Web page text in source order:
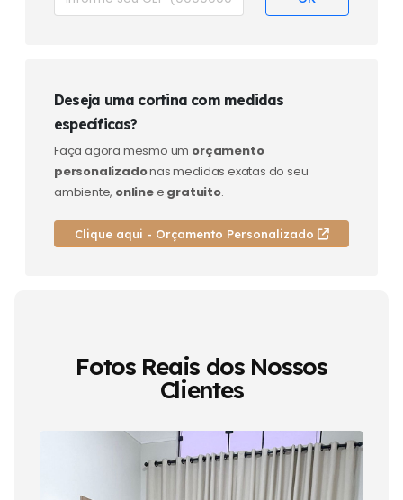
Deseja uma cortina com medidas
específicas?
Faça agora mesmo um orçamento
personalizadonas medidas exatas do seu
ambiente, onlinee gratuito.
Clique aqui - Orçamento Personalizado
Fotos Reais dos Nossos
Clientes